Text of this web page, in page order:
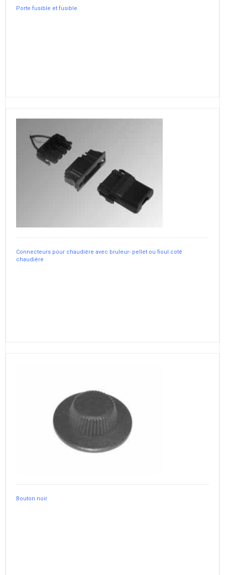
Porte fusible et fusible
Connecteurs pour chaudière avec bruleur- pellet ou fioul coté
chaudière
Bouton noir